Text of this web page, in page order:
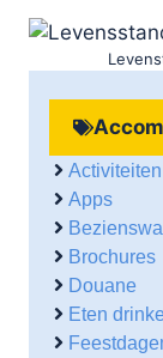
Activiteiten
Apps
Brochures
Douane
Eten